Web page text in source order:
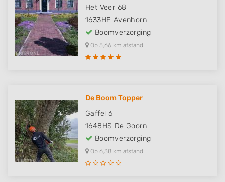
Het Veer 68
1633HE Avenhorn
Boomverzorging
Op 5,66 km afstand
De Boom Topper
Gaffel 6
1648HS De Goorn
Boomverzorging
Op 6,38 km afstand